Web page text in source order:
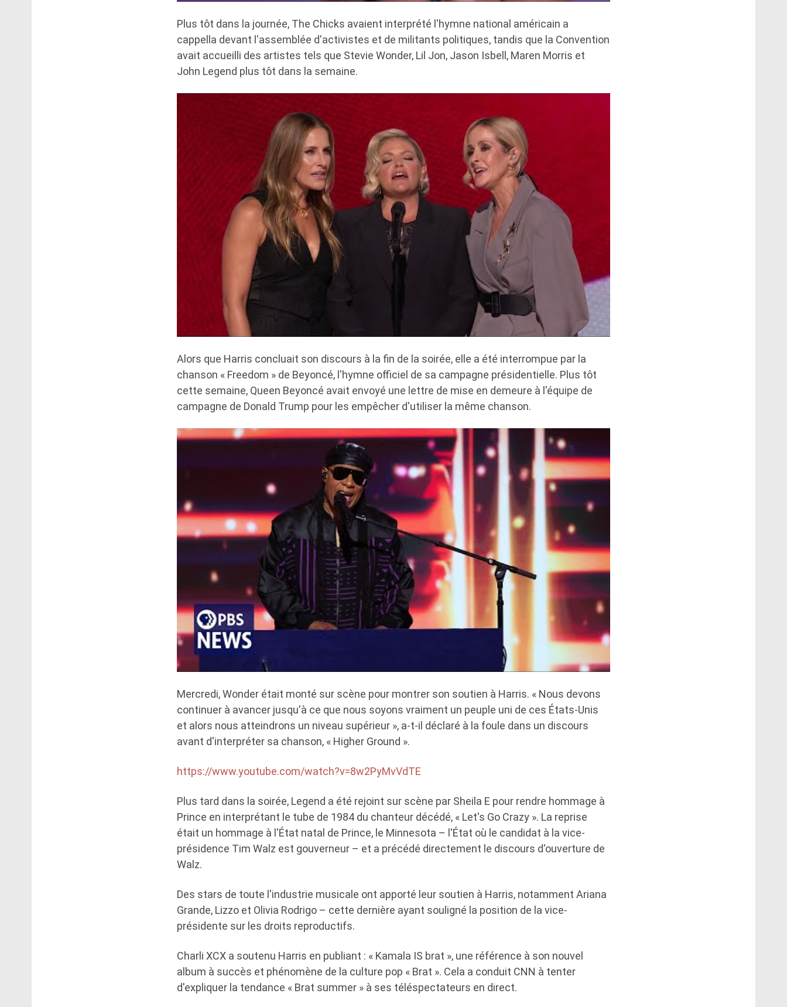
Plus tôt dans la journée, The Chicks avaient interprété l'hymne national américain a
cappella devant l'assemblée d'activistes et de militants politiques, tandis que la Convention
avait accueilli des artistes tels que Stevie Wonder, Lil Jon, Jason Isbell, Maren Morris et
John Legend plus tôt dans la semaine.
Alors que Harris concluait son discours à la fin de la soirée, elle a été interrompue par la
chanson « Freedom » de Beyoncé, l'hymne officiel de sa campagne présidentielle. Plus tôt
cette semaine, Queen Beyoncé avait envoyé une lettre de mise en demeure à l'équipe de
campagne de Donald Trump pour les empêcher d'utiliser la même chanson.
Mercredi, Wonder était monté sur scène pour montrer son soutien à Harris. « Nous devons
continuer à avancer jusqu'à ce que nous soyons vraiment un peuple uni de ces États-Unis
et alors nous atteindrons un niveau supérieur », a-t-il déclaré à la foule dans un discours
avant d'interpréter sa chanson, « Higher Ground ».
https://www.youtube.com/watch?v=8w2PyMvVdTE
Plus tard dans la soirée, Legend a été rejoint sur scène par Sheila E pour rendre hommage à
Prince en interprétant le tube de 1984 du chanteur décédé, « Let's Go Crazy ». La reprise
était un hommage à l'État natal de Prince, le Minnesota – l'État où le candidat à la vice-
présidence Tim Walz est gouverneur – et a précédé directement le discours d'ouverture de
Walz.
Des stars de toute l'industrie musicale ont apporté leur soutien à Harris, notamment Ariana
Grande, Lizzo et Olivia Rodrigo – cette dernière ayant souligné la position de la vice-
présidente sur les droits reproductifs.
Charli XCX a soutenu Harris en publiant : « Kamala IS brat », une référence à son nouvel
album à succès et phénomène de la culture pop « Brat ». Cela a conduit CNN à tenter
d'expliquer la tendance « Brat summer » à ses téléspectateurs en direct.